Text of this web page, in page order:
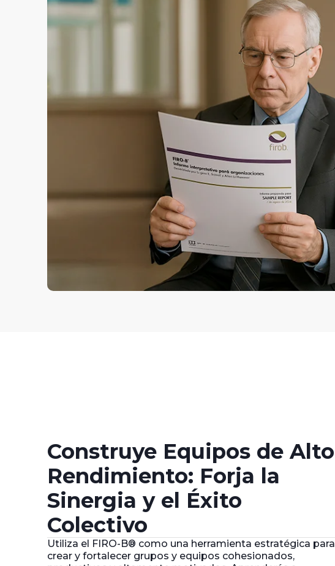
Construye Equipos de Alto
Rendimiento: Forja la
Sinergia y el Éxito
Colectivo
Utiliza el FIRO-B® como una herramienta estratégica para
crear y fortalecer grupos y equipos cohesionados,